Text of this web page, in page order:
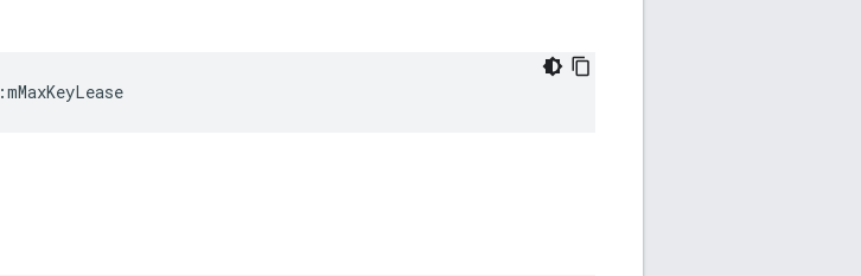
mMaxKeyLease